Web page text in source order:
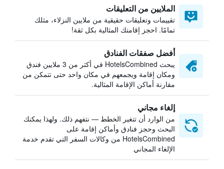
الملايين من التعليقات
تقييمات وتعليقات حقيقية من ملايين النزلاء، مثلك
تمامًا. احجز إقامتك المثالية بكل ثقة!
أفضل صفقات الفنادق
يبحث HotelsCombined في أكثر من 3 ملايين فندق
ومكان إقامة ويجمعهم في مكان واحد حتى تتمكن من
مقارنة أماكن الإقامة المثالية.
إلغاء مجاني
من الوارد أن تتغير الخطط — نتفهم ذلك. ولهذا يمكنك
البحث وحجز فنادق وأماكن إقامة على
HotelsCombined من وكالات السفر التي تقدم خدمة
الإلغاء المجاني